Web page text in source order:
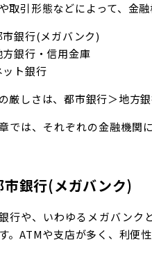
取引形態などによって、金
市銀行(メガバンク)
方銀行・信用金庫
ット銀行
厳しさは、都市銀行＞地方
では、それぞれの金融機関
市銀行(メガバンク)
行や、いわゆるメガバンク
。ATMや支店が多く、利便